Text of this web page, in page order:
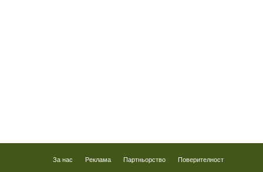
За нас Реклама Партньорство Поверителност